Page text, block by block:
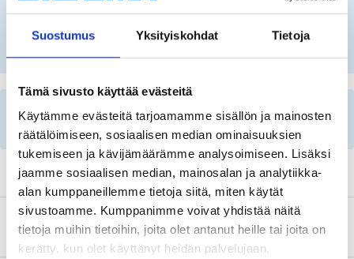
Suostumus Yksityiskohdat Tietoja
Tämä sivusto käyttää evästeitä
Käytämme evästeitä tarjoamamme sisällön ja mainosten
räätälöimiseen, sosiaalisen median ominaisuuksien
tukemiseen ja kävijämäärämme analysoimiseen. Lisäksi
jaamme sosiaalisen median, mainosalan ja analytiikka-
alan kumppaneillemme tietoja siitä, miten käytät
sivustoamme. Kumppanimme voivat yhdistää näitä
tietoja muihin tietoihin, joita olet antanut heille tai joita on
kerätty, kun olet käyttänyt heidän palvelujaan.
Ei rekisterinumeroa?
VALITSE AUTO LISTASTA
Tärkeää tietoa varaosien etsimisestä
rekisterinumeron ja huoltosuositusten avulla!
Tietoa valmistajasta